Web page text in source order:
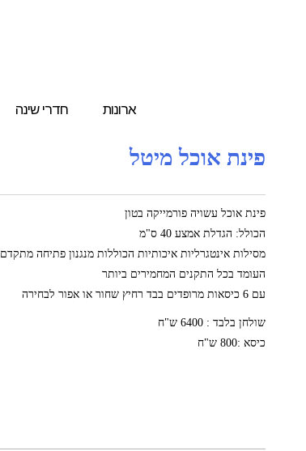
ארונות חדרי שינה
פינת אוכל מיטל
פינת אוכל עשויה פורמייקה בטון
הכולל: הגדלת אמצע 40 ס"מ
מסילות אינטגרליות איכותיות הכוללות מנגנון פתיחה מתקדם
העומד בכל התקנים המחמירים ביותר
עם 6 כיסאות מרופדים בבד רחיץ שחור או אפור לבחירה
שולחן בלבד : 6400 ש"ח
כיסא :800 ש"ח